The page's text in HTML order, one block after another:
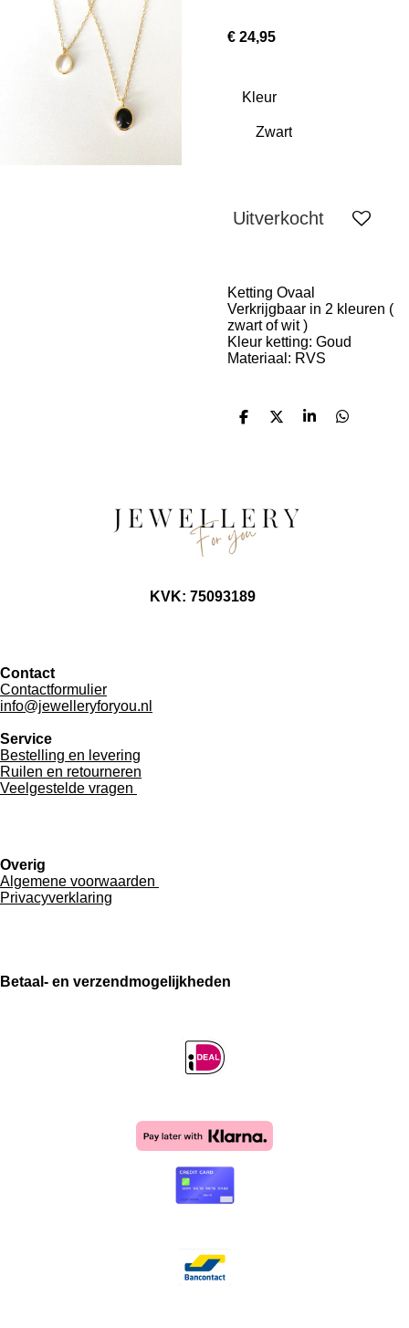
€ 24,95
Kleur
Uitverkocht
Ketting Ovaal
Verkrijgbaar in 2 kleuren (
zwart of wit )
Kleur ketting: Goud
Materiaal: RVS
D
D
S
D
KVK: 75093189
Contact
Contactformulier
info@jewelleryforyou.nl
Service
Bestelling en levering
Ruilen en retourneren
Veelgestelde vragen
Overig
Algemene voorwaarden
Privacyverklaring
Betaal- en verzendmogelijkheden